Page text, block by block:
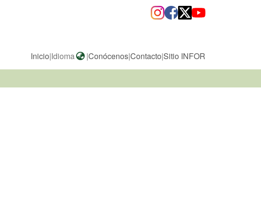
Inicio|Idioma |Conócenos|Contacto|Sitio INFOR